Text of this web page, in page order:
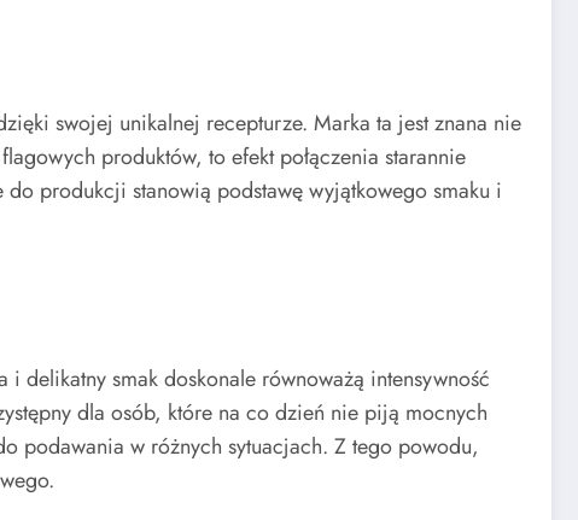
swojej unikalnej recepturze. Marka ta jest znana nie
produktów, to efekt połączenia starannie
produkcji stanowią podstawę wyjątkowego smaku i
delikatny smak doskonale równoważą intensywność
dla osób, które na co dzień nie piją mocnych
podawania w różnych sytuacjach. Z tego powodu,